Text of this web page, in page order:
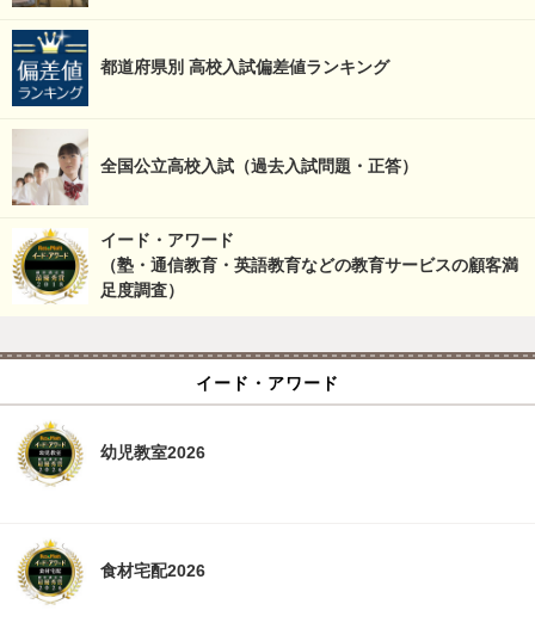
都道府県別 高校入試偏差値ランキング
全国公立高校入試（過去入試問題・正答）
イード・アワード
（塾・通信教育・英語教育などの教育サービスの顧客満
足度調査）
イード・アワード
幼児教室2026
食材宅配2026